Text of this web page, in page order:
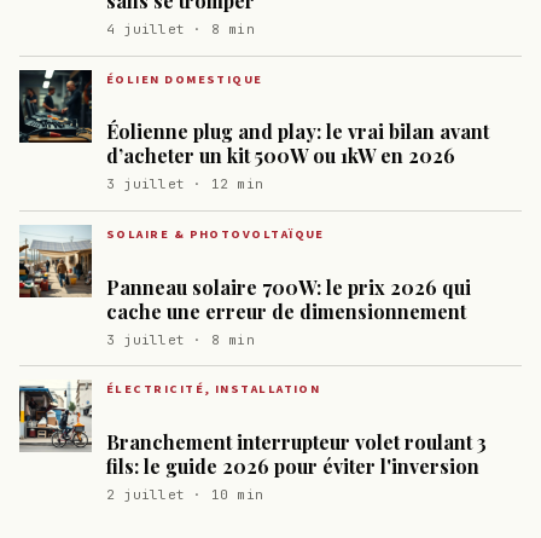
4 juillet · 8 min
ÉOLIEN DOMESTIQUE
Éolienne plug and play: le vrai bilan avant
d’acheter un kit 500W ou 1kW en 2026
3 juillet · 12 min
SOLAIRE & PHOTOVOLTAÏQUE
Panneau solaire 700W: le prix 2026 qui
cache une erreur de dimensionnement
3 juillet · 8 min
ÉLECTRICITÉ, INSTALLATION
Branchement interrupteur volet roulant 3
fils: le guide 2026 pour éviter l'inversion
2 juillet · 10 min